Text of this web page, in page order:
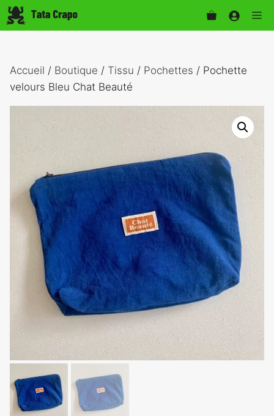
Aller
au
Accueil / Boutique / Tissu / Pochettes / Pochette
velours Bleu Chat Beauté